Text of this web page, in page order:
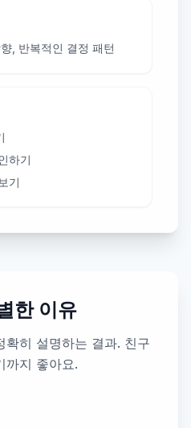
, 반복적인 결정 패턴
하기
기
한 이유
확히 설명하는 결과. 친구
까지 좋아요.